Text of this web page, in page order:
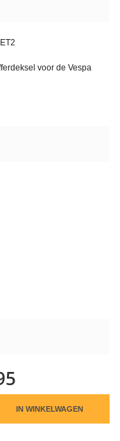
voor de Vespa
IN WINKELWAGEN